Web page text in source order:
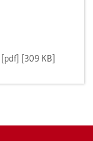
[pdf] [309 KB]